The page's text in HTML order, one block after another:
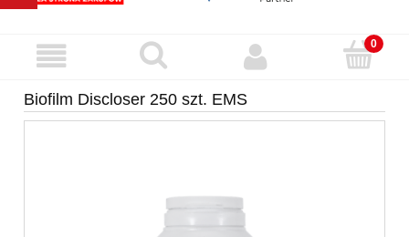
Biofilm Discloser 250 szt. EMS